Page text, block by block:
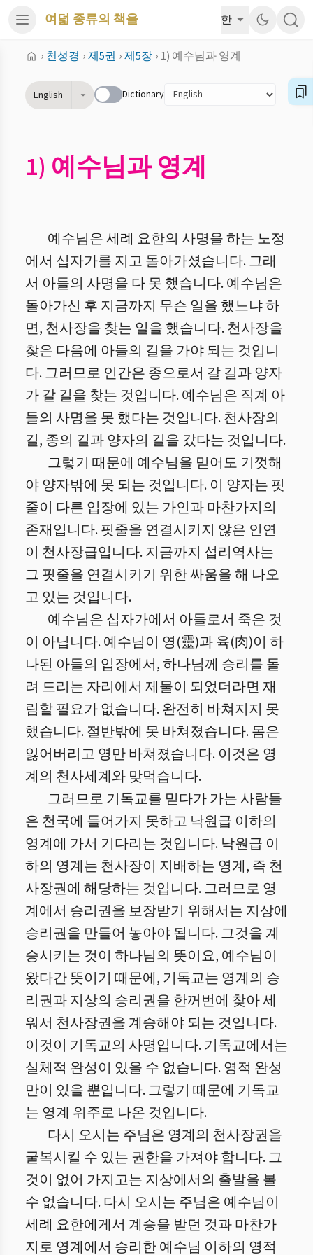
여덟 종류의 책을 한
› 천성경 ›제5권 ›제5장 › 1) 예수님과 영계
English Dictionary
1) 예수님과 영계
예수님은 세례 요한의 사명을 하는 노정
에서 십자가를 지고 돌아가셨습니다. 그래
서 아들의 사명을 다 못 했습니다. 예수님은
돌아가신 후 지금까지 무슨 일을 했느냐 하
면, 천사장을 찾는 일을 했습니다. 천사장을
찾은 다음에 아들의 길을 가야 되는 것입니
다. 그러므로 인간은 종으로서 갈 길과 양자
가 갈 길을 찾는 것입니다. 예수님은 직계 아
들의 사명을 못 했다는 것입니다. 천사장의
길, 종의 길과 양자의 길을 갔다는 것입니다.
그렇기 때문에 예수님을 믿어도 기껏해
야 양자밖에 못 되는 것입니다. 이 양자는 핏
줄이 다른 입장에 있는 가인과 마찬가지의
존재입니다. 핏줄을 연결시키지 않은 인연
이 천사장급입니다. 지금까지 섭리역사는
그 핏줄을 연결시키기 위한 싸움을 해 나오
고 있는 것입니다.
예수님은 십자가에서 아들로서 죽은 것
이 아닙니다. 예수님이 영(靈)과 육(肉)이 하
나된 아들의 입장에서, 하나님께 승리를 돌
려 드리는 자리에서 제물이 되었더라면 재
림할 필요가 없습니다. 완전히 바쳐지지 못
했습니다. 절반밖에 못 바쳐졌습니다. 몸은
잃어버리고 영만 바쳐졌습니다. 이것은 영
계의 천사세계와 맞먹습니다.
그러므로 기독교를 믿다가 가는 사람들
은 천국에 들어가지 못하고 낙원급 이하의
영계에 가서 기다리는 것입니다. 낙원급 이
하의 영계는 천사장이 지배하는 영계, 즉 천
사장권에 해당하는 것입니다. 그러므로 영
계에서 승리권을 보장받기 위해서는 지상에
승리권을 만들어 놓아야 됩니다. 그것을 계
승시키는 것이 하나님의 뜻이요, 예수님이
왔다간 뜻이기 때문에, 기독교는 영계의 승
리권과 지상의 승리권을 한꺼번에 찾아 세
워서 천사장권을 계승해야 되는 것입니다.
이것이 기독교의 사명입니다. 기독교에서는
실체적 완성이 있을 수 없습니다. 영적 완성
만이 있을 뿐입니다. 그렇기 때문에 기독교
는 영계 위주로 나온 것입니다.
다시 오시는 주님은 영계의 천사장권을
굴복시킬 수 있는 권한을 가져야 합니다. 그
것이 없어 가지고는 지상에서의 출발을 볼
수 없습니다. 다시 오시는 주님은 예수님이
세례 요한에게서 계승을 받던 것과 마찬가
지로 영계에서 승리한 예수님 이하의 영적